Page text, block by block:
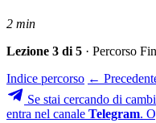
2 min
Lezione 3 di 5 · Percorso
Indice percorso ←
Se stai cercando di
entra nel canale Telegram.